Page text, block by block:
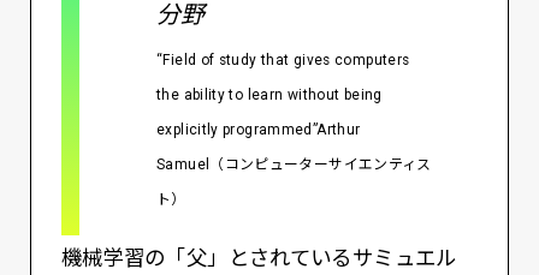
分野
“Field of study that gives computers
the ability to learn without being
explicitly programmed”Arthur
Samuel（コンピューターサイエンティス
ト）
機械学習の「父」とされているサミュエル